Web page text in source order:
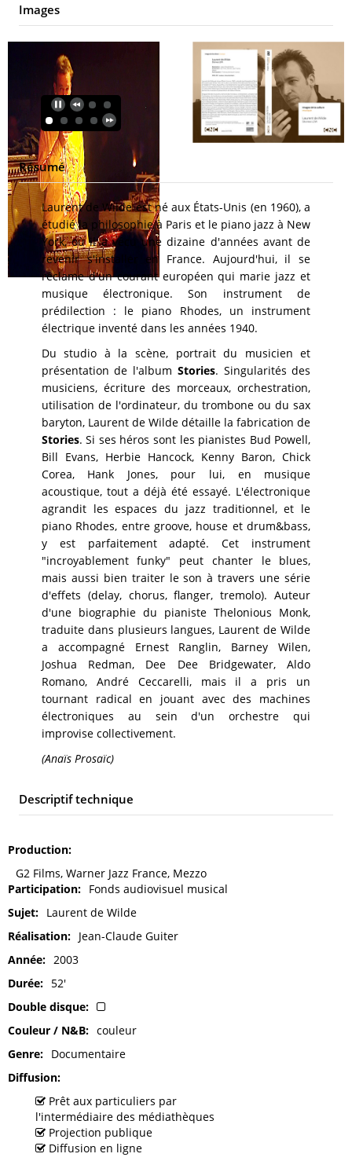
Images
Résumé
Laurent de Wilde est né aux États-Unis (en 1960), a
étudié la philosophie à Paris et le piano jazz à New
York, où il a vécu une dizaine d'années avant de
revenir s'installer en France. Aujourd'hui, il se
réclame d'un courant européen qui marie jazz et
musique électronique. Son instrument de
prédilection : le piano Rhodes, un instrument
électrique inventé dans les années 1940.
Du studio à la scène, portrait du musicien et
présentation de l'album Stories. Singularités des
musiciens, écriture des morceaux, orchestration,
utilisation de l'ordinateur, du trombone ou du sax
baryton, Laurent de Wilde détaille la fabrication de
Stories. Si ses héros sont les pianistes Bud Powell,
Bill Evans, Herbie Hancock, Kenny Baron, Chick
Corea, Hank Jones, pour lui, en musique
acoustique, tout a déjà été essayé. L'électronique
agrandit les espaces du jazz traditionnel, et le
piano Rhodes, entre groove, house et drum&bass,
y est parfaitement adapté. Cet instrument
"incroyablement funky" peut chanter le blues,
mais aussi bien traiter le son à travers une série
d'effets (delay, chorus, flanger, tremolo). Auteur
d'une biographie du pianiste Thelonious Monk,
traduite dans plusieurs langues, Laurent de Wilde
a accompagné Ernest Ranglin, Barney Wilen,
Joshua Redman, Dee Dee Bridgewater, Aldo
Romano, André Ceccarelli, mais il a pris un
tournant radical en jouant avec des machines
électroniques au sein d'un orchestre qui
improvise collectivement.
(Anaïs Prosaïc)
Descriptif technique
Production
G2 Films, Warner Jazz France, Mezzo
Participation
Fonds audiovisuel musical
Sujet
Laurent de Wilde
Réalisation
Jean-Claude Guiter
Année
2003
Durée
52'
Double disque
Couleur / N&B
couleur
Genre
Documentaire
Diffusion
Prêt aux particuliers par
l'intermédiaire des médiathèques
Projection publique
Diffusion en ligne